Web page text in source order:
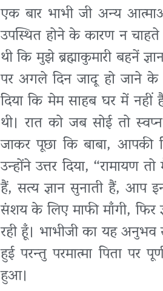
एक बार भाभी जी अन्य
उपस्थित होने के कारण न
थी कि मुझे ब्रह्माकुमारी
पर अगले दिन जादू हो जाने
दिया कि मेम साहब घर में
थी। रात को जब सोई तो
जाकर पूछा कि बाबा, आपकी
उन्होंने उत्तर दिया, “रामायण
हैं, सत्य ज्ञान सुनाती हैं, आप
संशय के लिए माफी माँगी,
रही हूँ। भाभीजी का यह
हुई परन्तु परमात्मा पिता
हुआ।